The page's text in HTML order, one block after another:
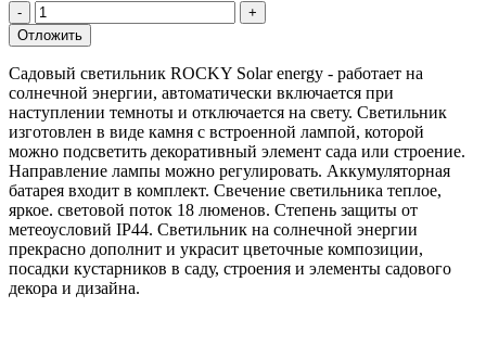
Садовый светильник ROCKY Solar energy - работает на
солнечной энергии, автоматически включается при
наступлении темноты и отключается на свету. Светильник
изготовлен в виде камня с встроенной лампой, которой
можно подсветить декоративный элемент сада или строение.
Направление лампы можно регулировать. Аккумуляторная
батарея входит в комплект. Свечение светильника теплое,
яркое. световой поток 18 люменов. Степень защиты от
метеоусловий IP44. Светильник на солнечной энергии
прекрасно дополнит и украсит цветочные композиции,
посадки кустарников в саду, строения и элементы садового
декора и дизайна.